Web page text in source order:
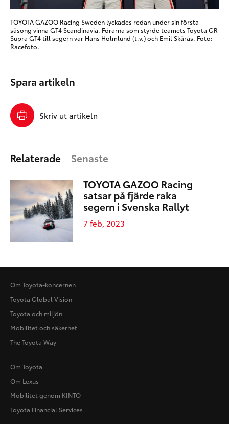
TOYOTA GAZOO Racing Sweden lyckades redan under sin första
säsong vinna GT4 Scandinavia. Förarna som styrde teamets Toyota GR
Supra GT4 till segern var Hans Holmlund (t.v.) och Emil Skärås. Foto:
Racefoto.
Spara artikeln
Skriv ut artikeln
Relaterade
Senaste
TOYOTA GAZOO Racing
satsar på fjärde raka
segern i Svenska Rallyt
7 feb, 2023
Om Toyota-koncernen
Toyota Global Vision
Toyota och miljön
Mobilitet och säkerhet
The Toyota Way
Om Toyota
Om Lexus
Mobilitet genom KINTO
Toyota Financial Services